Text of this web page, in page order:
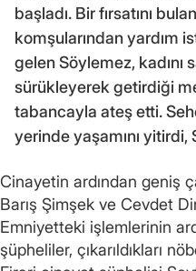
başladı. Bir fırsatını
komşularından yardım
gelen Söylemez, kadını
sürükleyerek getirdiği
tabancayla ateş etti.
yerinde yaşamını
Cinayetin ardından geniş
Barış Şimşek ve Cevdet
Emniyetteki işlemlerinin
şüpheliler, çıkarıldıkları